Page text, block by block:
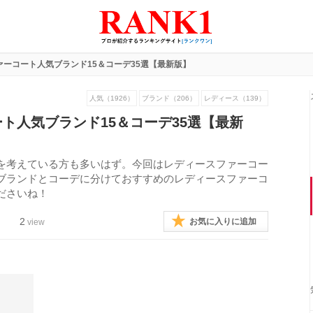
コート人気ブランド15＆コーデ35選【最新版】
人気（1926） ブランド（206） レディース（139）
人気ブランド15＆コーデ35選【最新
えている方も多いはず。今回はレディースファーコー
ンドとコーデに分けておすすめのレディースファーコ
さいね！
2 view お気に入りに追加